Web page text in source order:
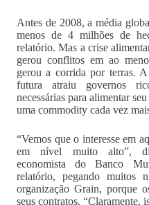
Antes de 2008, a média
menos de 4 milhões de
relatório. Mas a crise
gerou conflitos em ao
gerou a corrida por terras. A
futura atraiu governos
necessárias para alimentar
uma commodity cada vez
“Vemos que o interesse em
em nível muito alto”,
economista do Banco
relatório, pegando muitos
organização Grain, porque
seus contratos. “Claramente,